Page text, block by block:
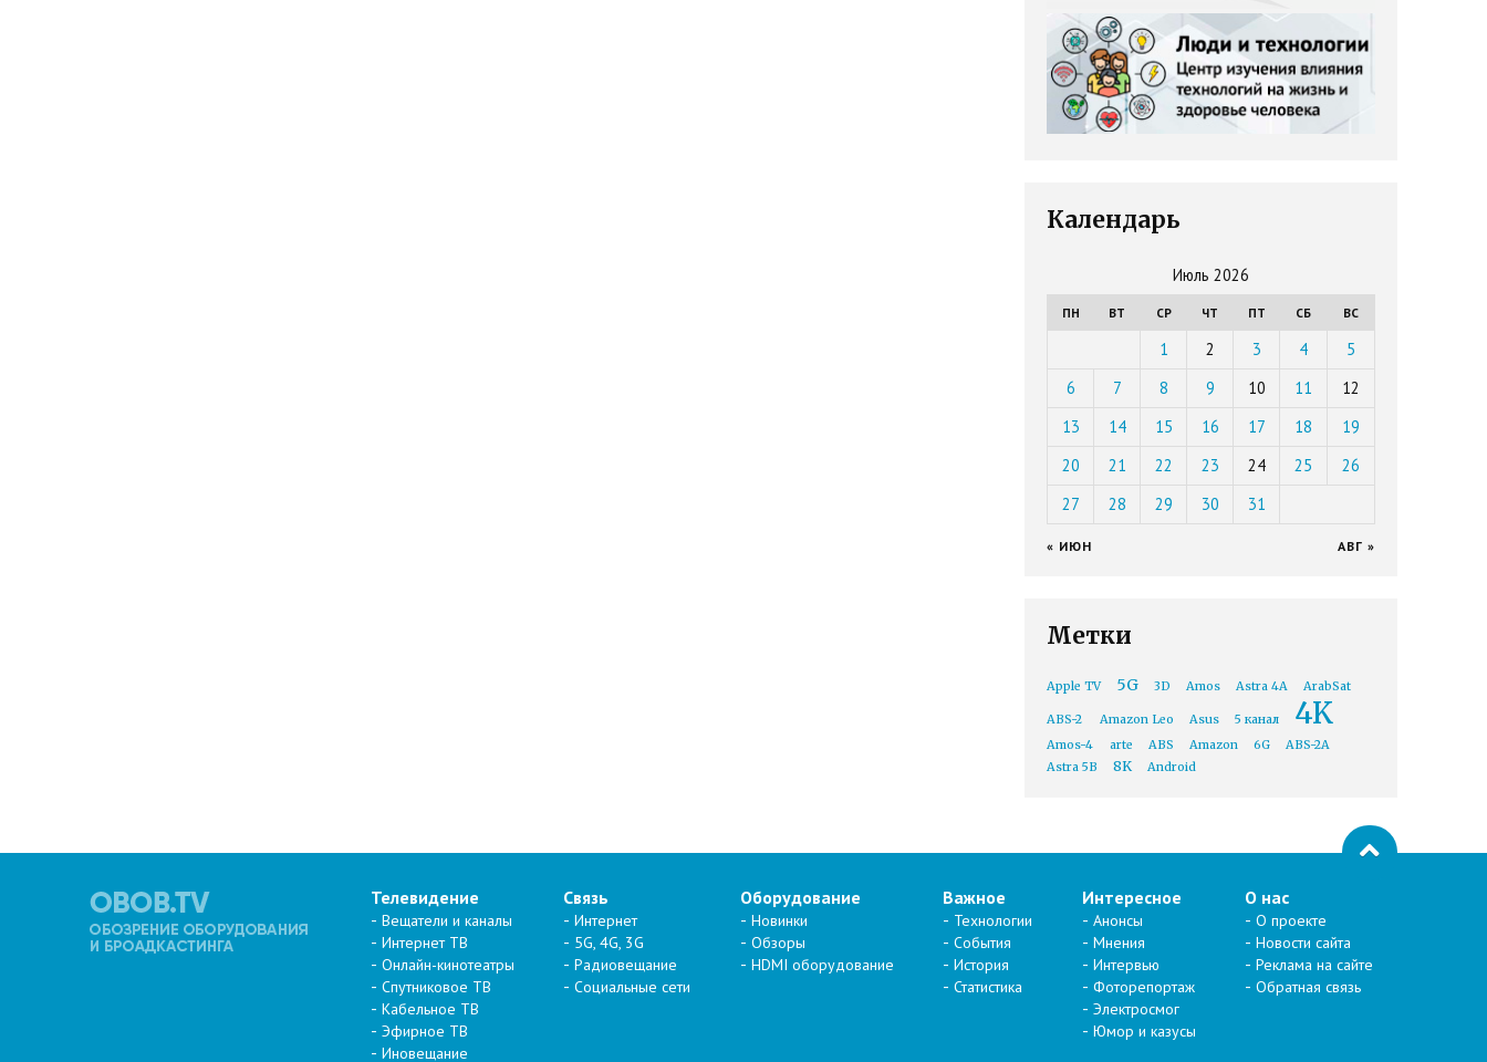
Календарь
Июль 2026
ПН ВТ СР ЧТ ПТ СБ ВС
1 2 3 4
5
6
7 8 9 10 11
12
13
14 15 16 17 18
19
20
21 22 23 24 25
26
27
28 29 30 31
« ИЮН АВГ »
Метки
Apple TV 5G 3D Amos Astra 4A ArabSat
ABS-2 Amazon Leo Asus 5 канал 4K
Amos-4 arte ABS Amazon 6G
ABS-2A
Astra 5B
8K Android
Телевидение
Вещатели и каналы
Интернет ТВ
Онлайн-кинотеатры
Спутниковое ТВ
Кабельное ТВ
Эфирное ТВ
Иновещание
Связь
Интернет
5G, 4G, 3G
Радиовещание
Социальные сети
Оборудование
Новинки
Обзоры
HDMI оборудование
Важное
Технологии
События
История
Статистика
Интересное
Анонсы
Мнения
Интервью
Фоторепортаж
Электросмог
Юмор и казусы
О нас
О проекте
Новости сайта
Реклама на сайте
Обратная связь